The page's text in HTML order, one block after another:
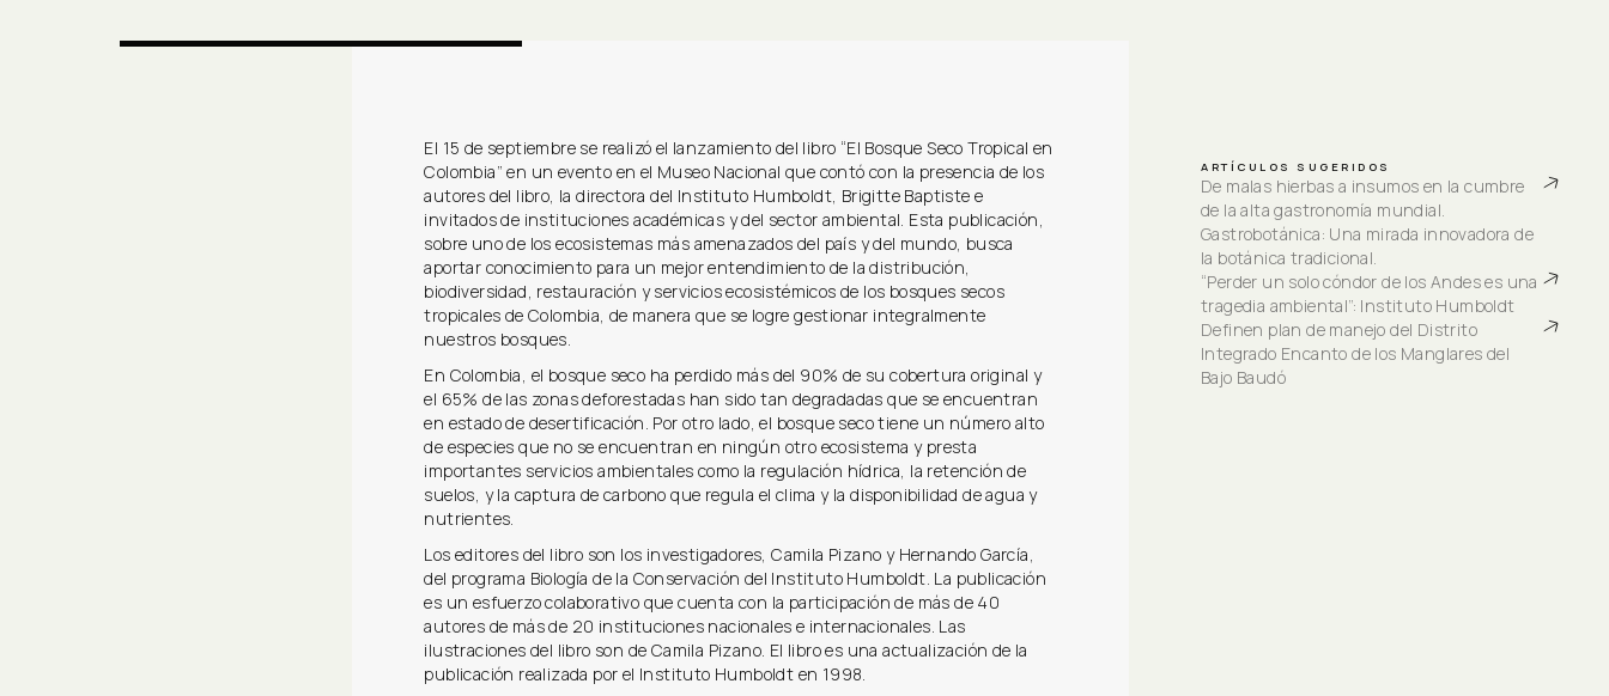
El 15 de septiembre se realizó el lanzamiento del libro “El Bosque Seco Tropical en
Colombia” en un evento en el Museo Nacional que contó con la presencia de los
autores del libro, la directora del Instituto Humboldt, Brigitte Baptiste e
invitados de instituciones académicas y del sector ambiental. Esta publicación,
sobre uno de los ecosistemas más amenazados del país y del mundo, busca
aportar conocimiento para un mejor entendimiento de la distribución,
biodiversidad, restauración y servicios ecosistémicos de los bosques secos
tropicales de Colombia, de manera que se logre gestionar integralmente
nuestros bosques.
En Colombia, el bosque seco ha perdido más del 90% de su cobertura original y
el 65% de las zonas deforestadas han sido tan degradadas que se encuentran
en estado de desertificación. Por otro lado, el bosque seco tiene un número alto
de especies que no se encuentran en ningún otro ecosistema y presta
importantes servicios ambientales como la regulación hídrica, la retención de
suelos, y la captura de carbono que regula el clima y la disponibilidad de agua y
nutrientes.
Los editores del libro son los investigadores, Camila Pizano y Hernando García,
del programa Biología de la Conservación del Instituto Humboldt. La publicación
es un esfuerzo colaborativo que cuenta con la participación de más de 40
autores de más de 20 instituciones nacionales e internacionales. Las
ilustraciones del libro son de Camila Pizano. El libro es una actualización de la
publicación realizada por el Instituto Humboldt en 1998.
ARTÍCULOS SUGERIDOS
De malas hierbas a insumos en la cumbre
de la alta gastronomía mundial.
Gastrobotánica: Una mirada innovadora de
la botánica tradicional.
“Perder un solo cóndor de los Andes es una
tragedia ambiental”: Instituto Humboldt
Definen plan de manejo del Distrito
Integrado Encanto de los Manglares del
Bajo Baudó